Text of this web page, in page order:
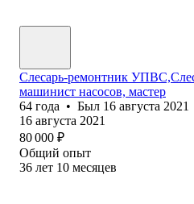
Слесарь-ремонтник
машинист насосов, мастер
64 года • Был 16 августа 2021
16 августа 2021
80 000 ₽
Общий опыт
36 лет 10 месяцев